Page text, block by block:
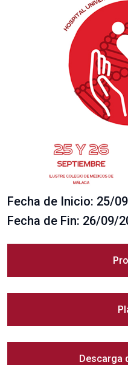
Fecha de Inicio: 25/
Fecha de Fin: 26/09/
Descarga